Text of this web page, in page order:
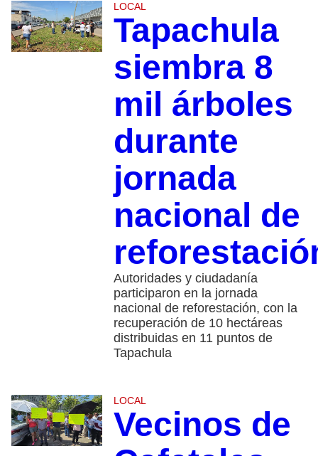
LOCAL
Tapachula
siembra 8
mil árboles
durante
jornada
nacional de
Autoridades y ciudadanía
participaron en la jornada
nacional de reforestación, con la
recuperación de 10 hectáreas
distribuidas en 11 puntos de
Tapachula
LOCAL
Vecinos de